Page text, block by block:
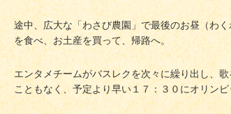
途中、広大な「わさび農園」で最後のお昼（わ
を食べ、お土産を買って、帰路へ。
エンタメチームがバスレクを次々に繰り出し、
こともなく、予定より早い１７：３０にオリン